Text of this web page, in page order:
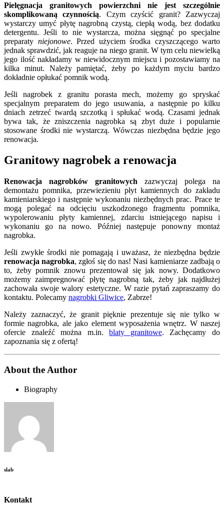
Pielęgnacja granitowych powierzchni nie jest szczególnie
skomplikowaną czynnością. Czym czyścić granit? Zazwyczaj
wystarczy umyć płytę nagrobną czystą, ciepłą wodą, bez dodatku
detergentu. Jeśli to nie wystarcza, można sięgnąć po specjalne
preparaty niejonowe. Przed użyciem środka czyszczącego warto
jednak sprawdzić, jak reaguje na niego granit. W tym celu niewielką
jego ilość nakładamy w niewidocznym miejscu i pozostawiamy na
kilka minut. Należy pamiętać, żeby po każdym myciu bardzo
dokładnie opłukać pomnik wodą.
Jeśli nagrobek z granitu porasta mech, możemy go spryskać
specjalnym preparatem do jego usuwania, a następnie po kilku
dniach zetrzeć twardą szczotką i spłukać wodą. Czasami jednak
bywa tak, że zniszczenia nagrobka są zbyt duże i popularnie
stosowane środki nie wystarczą. Wówczas niezbędna będzie jego
renowacja.
Granitowy nagrobek a renowacja
Renowacja nagrobków granitowych zazwyczaj polega na
demontażu pomnika, przewiezieniu płyt kamiennych do zakładu
kamieniarskiego i następnie wykonaniu niezbędnych prac. Prace te
mogą polegać na odcięciu uszkodzonego fragmentu pomnika,
wypolerowaniu płyty kamiennej, zdarciu istniejącego napisu i
wykonaniu go na nowo. Później następuje ponowny montaż
nagrobka.
Jeśli zwykłe środki nie pomagają i uważasz, że niezbędna będzie
renowacja nagrobka, zgłoś się do nas! Nasi kamieniarze zadbają o
to, żeby pomnik znowu prezentował się jak nowy. Dodatkowo
możemy zaimpregnować płytę nagrobną tak, żeby jak najdłużej
zachowała swoje walory estetyczne. W razie pytań zapraszamy do
kontaktu. Polecamy nagrobki Gliwice, Zabrze!
Należy zaznaczyć, że granit pięknie prezentuje się nie tylko w
formie nagrobka, ale jako element wyposażenia wnętrz. W naszej
ofercie znaleźć można m.in.blaty granitowe. Zachęcamy do
zapoznania się z ofertą!
About the Author
Biography
slab
Kontakt